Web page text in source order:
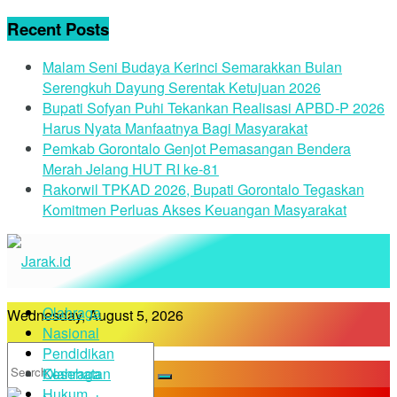
Recent Posts
Malam Seni Budaya Kerinci Semarakkan Bulan
Serengkuh Dayung Serentak Ketujuan 2026
Bupati Sofyan Puhi Tekankan Realisasi APBD-P 2026
Harus Nyata Manfaatnya Bagi Masyarakat
Pemkab Gorontalo Genjot Pemasangan Bendera
Merah Jelang HUT RI ke-81
Rakorwil TPKAD 2026, Bupati Gorontalo Tegaskan
Komitmen Perluas Akses Keuangan Masyarakat
Wednesday, August 5, 2026
Olahraga
Nasional
Pendidikan
Kesehatan
Olahraga